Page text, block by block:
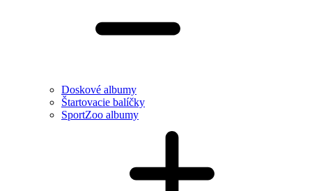
Doskové albumy
Štartovacie balíčky
SportZoo albumy